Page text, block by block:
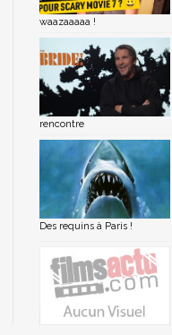
waazaaaaa !
rencontre
Des requins à Paris !